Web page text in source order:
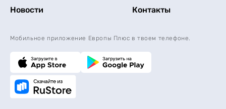
Новости Контакты
Мобильное приложение Европы Плюс в твоем телефоне.